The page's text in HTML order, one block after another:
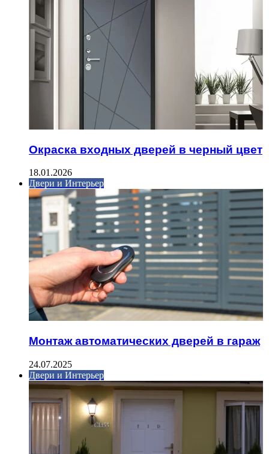
Окраска входных дверей в черный цвет
18.01.2026
Двери и Интерьер
Монтаж автоматических дверей в гараж
24.07.2025
Двери и Интерьер